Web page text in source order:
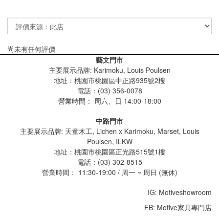
尚未有任何評價
藝文門市
主要展示品牌: Karimoku, Louis Poulsen
地址：桃園市桃園區中正路935號2樓
電話：(03) 356-0078
營業時間： 周六、日 14:00-18:00
中路門市
主要展示品牌: 天童木工, Lichen x Karimoku, Marset, Louis
Poulsen, ILKW
地址：桃園市桃園區正光路515號1樓
電話：(03) 302-8515
營業時間： 11:30-19:00 / 周一 ~ 周日 (無休)
IG: Motiveshowroom
FB: Motive家具專門店